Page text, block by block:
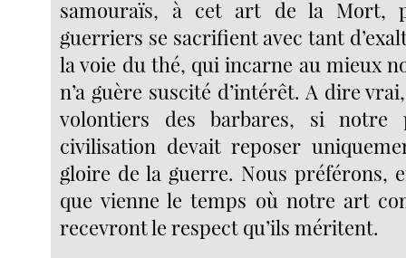
samouraïs, à cet art de la Mort,
guerriers se sacrifient avec tant
la voie du thé, qui incarne au mieux
n’a guère suscité d’intérêt. A dire
volontiers des barbares, si notre
civilisation devait reposer
gloire de la guerre. Nous préférons,
que vienne le temps où notre art
recevront le respect qu’ils méritent.